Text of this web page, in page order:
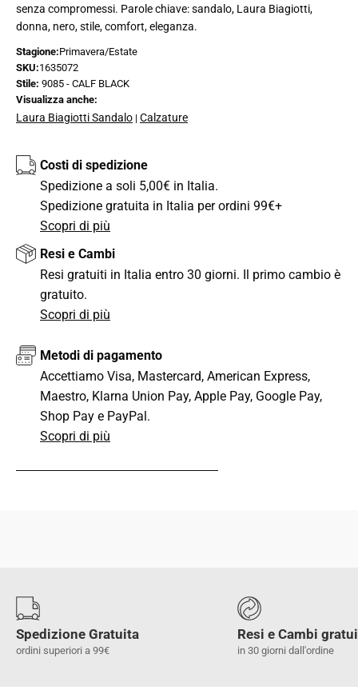
senza compromessi. Parole chiave: sandalo, Laura Biagiotti,
donna, nero, stile, comfort, eleganza.
Stagione:Primavera/Estate
SKU:1635072
Stile: 9085 - CALF BLACK
Visualizza anche:
Laura Biagiotti Sandalo | Calzature
Costi di spedizione
Spedizione a soli 5,00€ in Italia.
Spedizione gratuita in Italia per ordini 99€+
Scopri di più
Resi e Cambi
Resi gratuiti in Italia entro 30 giorni. Il primo cambio è
gratuito.
Scopri di più
Metodi di pagamento
Accettiamo Visa, Mastercard, American Express,
Maestro, Klarna Union Pay, Apple Pay, Google Pay,
Shop Pay e PayPal.
Scopri di più
Spedizione Gratuita
ordini superiori a 99€
Resi e Cambi
in 30 giorni dall'ordine